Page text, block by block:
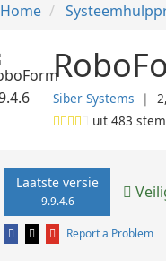
Home
Siber Systems ❘
uit 483
Laatste versie
9.9.4.6
Report a Problem